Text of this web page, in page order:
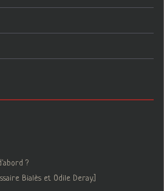
?
Bialès et Odile Deray.]